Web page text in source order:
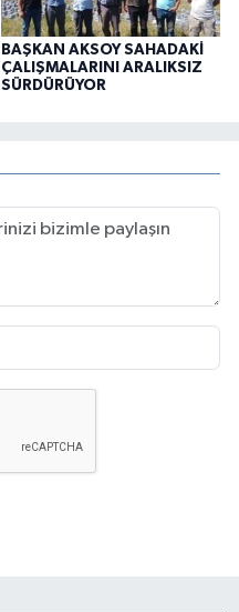
BAŞKAN AKSOY SAHADAKİ
ÇALIŞMALARINI ARALIKSIZ
SÜRDÜRÜYOR